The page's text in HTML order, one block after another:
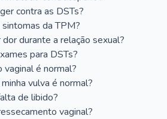
contra as DSTs?
da TPM?
durante a relação sexual?
para DSTs?
vaginal é normal?
vulva é normal?
de libido?
vaginal?